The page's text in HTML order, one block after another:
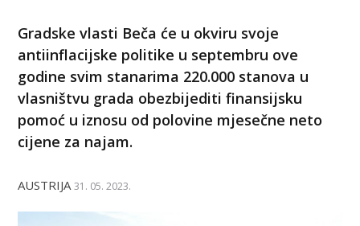
Gradske vlasti Beča će u okviru svoje
antiinflacijske politike u septembru ove
godine svim stanarima 220.000 stanova u
vlasništvu grada obezbijediti finansijsku
pomoć u iznosu od polovine mjesečne neto
cijene za najam.
AUSTRIJA 31. 05. 2023.